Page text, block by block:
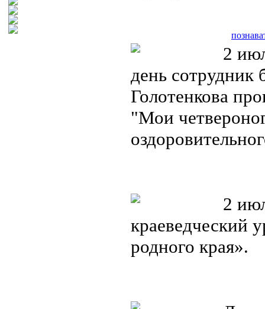
2
день сотрудник
Голотенкова
"Мои
2
краеведческий
родного края».